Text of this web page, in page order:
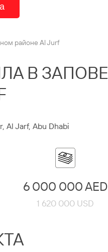
районе Al Jurf
В
Al Jarf, Abu Dhabi
6 000 000 AED
1 620 000 USD